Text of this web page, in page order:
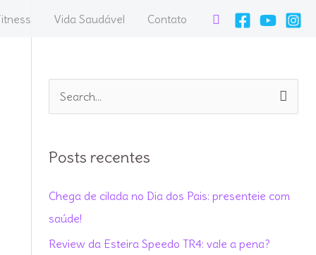
Vida Saudável Contato Pesquisar
e
q
i
s
a
Posts recentes
Chega de cilada no Dia dos Pais: presenteie com
saúde!
Review da Esteira Speedo TR4: vale a pena?